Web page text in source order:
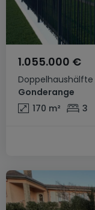
Doppelhaushälfte
Gonderange
1.055.000 €
170 m² 3